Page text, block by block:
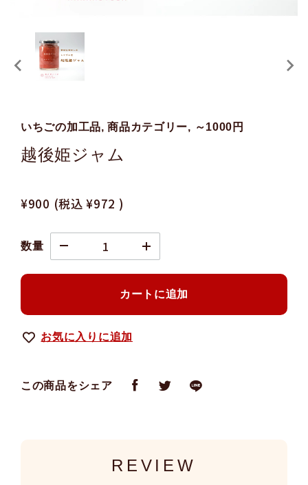
いちごの加工品, 商品カテゴリー, ～1000円
越後姫ジャム
¥900 (税込¥972 )
数量
カートに追加
お気に入りに追加
この商品をシェア
REVIEW